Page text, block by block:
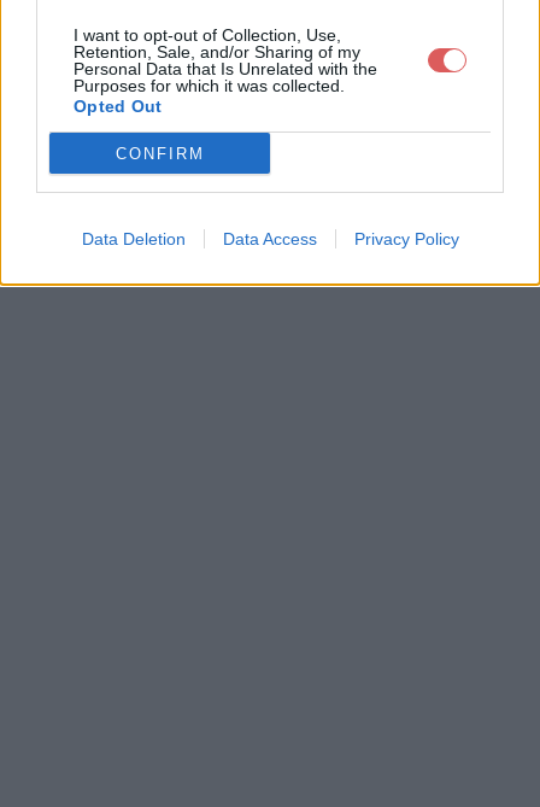
I want to opt-out of Collection, Use,
Retention, Sale, and/or Sharing of my
Personal Data that Is Unrelated with the
Purposes for which it was collected.
Opted Out
CONFIRM
Data Deletion Data Access Privacy Policy